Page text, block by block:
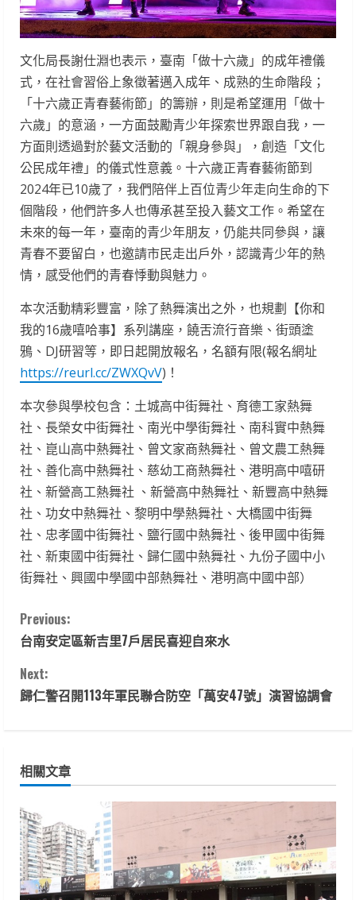
文化局長謝仕淵也表示，臺南「做十六歲」的成年禮儀
式，在社會習俗上象徵著邁入成年、成熟的生命階段；
「十六歲正青春藝術節」的籌辦，則是希望運用「做十
六歲」的意涵，一方面鼓勵青少年探索世界跟自我，一
方面則透過對於藝文活動的「親身參與」，創造「文化
公民成年禮」的儀式性意義。十六歲正青春藝術節到
2024年已10歲了，我們陪伴上百位青少年走向生命的下
個階段，他們許多人也傳承甚至投入藝文工作。希望在
未來的每一年，臺南的青少年朋友，仍能共同參與，讓
青春不要留白，也邀請市民走出戶外，認識青少年的熱
情，感受他們的青春悸動與魅力。
本次活動精彩豐富，除了熱舞演出之外，也規劃【你和
我的16歲嘻哈事】系列講座，饒舌流行音樂、街頭塗
鴉、DJ研習等，即日起開放報名，名額有限(報名網址
https://reurl.cc/ZWXQvV)！
本次參與學校包含：土城高中街舞社、育德工家熱舞
社、長榮女中街舞社、南光中學街舞社、南科實中熱舞
社、崑山高中熱舞社、曾文家商熱舞社、曾文農工熱舞
社、善化高中熱舞社、慈幼工商熱舞社、港明高中嘻研
社、新營高工熱舞社 、新營高中熱舞社、新豐高中熱舞
社、功女中熱舞社、黎明中學熱舞社、大橋國中街舞
社、忠孝國中街舞社、鹽行國中熱舞社、後甲國中街舞
社、新東國中街舞社、歸仁國中熱舞社、九份子國中小
街舞社、興國中學國中部熱舞社、港明高中國中部）
C
o
n
i
n
u
e
R
Previous:
台南安定區新吉里7戶居民喜迎自來水
Next:
歸仁警召開113年軍民聯合防空「萬安47號」演習協調會
相關文章